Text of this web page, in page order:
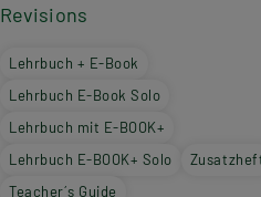
Revisions
Lehrbuch + E-Book
Lehrbuch E-Book Solo
Lehrbuch mit E-BOOK+
Lehrbuch E-BOOK+ Solo
Teacher´s Guide